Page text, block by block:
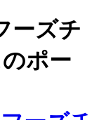
ーズチ
ポー